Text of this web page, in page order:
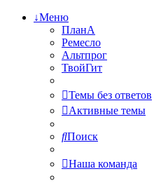
↓Меню
ПланА
Ремесло
Альтпрог
ТвойГит
Темы без ответов
Активные темы
Поиск
Наша команда